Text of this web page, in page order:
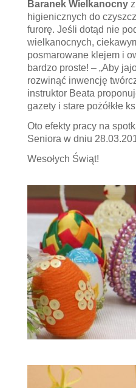
Baranek Wielkanocnyz
higienicznych do
furorę. Jeśli dotąd nie
wielkanocnych,
posmarowane klejem i
bardzo proste! – „Aby
rozwinąć inwencję
instruktor Beata
gazety i stare pożółkłe
Oto efekty pracy na
Seniora w dniu
Wesołych Świąt!